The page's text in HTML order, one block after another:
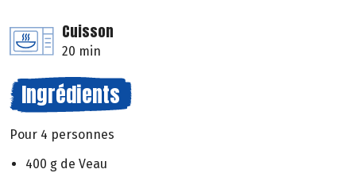
Cuisson
20 min
Ingrédients
Pour 4 personnes
400 g de Veau